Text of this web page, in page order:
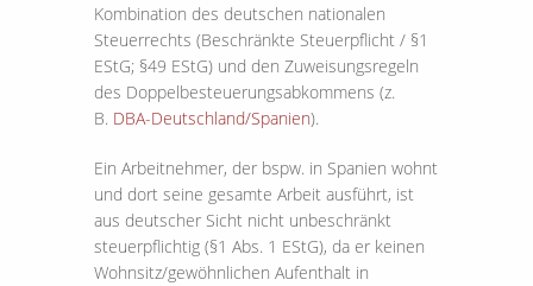
Kombination des deutschen nationalen
Steuerrechts (Beschränkte Steuerpflicht / §1
EStG; §49 EStG) und den Zuweisungsregeln
des Doppelbesteuerungsabkommens (z.
B. DBA-Deutschland/Spanien).
Ein Arbeitnehmer, der bspw. in Spanien wohnt
und dort seine gesamte Arbeit ausführt, ist
aus deutscher Sicht nicht unbeschränkt
steuerpflichtig (§1 Abs. 1 EStG), da er keinen
Wohnsitz/gewöhnlichen Aufenthalt in